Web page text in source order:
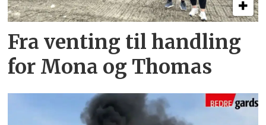
Fra venting til handling
for Mona og Thomas